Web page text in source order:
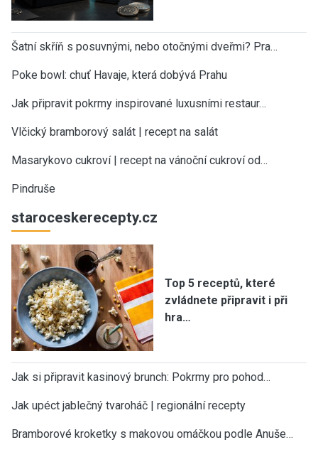
Šatní skříň s posuvnými, nebo otočnými dveřmi? Pra…
Poke bowl: chuť Havaje, která dobývá Prahu
Jak připravit pokrmy inspirované luxusními restaur…
Vlčický bramborový salát | recept na salát
Masarykovo cukroví | recept na vánoční cukroví od…
Pindruše
staroceskerecepty.cz
Top 5 receptů, které
zvládnete připravit i při
hra…
Jak si připravit kasinový brunch: Pokrmy pro pohod…
Jak upéct jablečný tvaroháč | regionální recepty
Bramborové kroketky s makovou omáčkou podle Anuše…